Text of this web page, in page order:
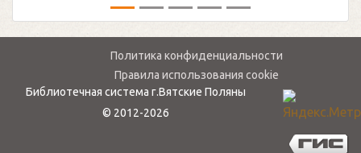
Политика конфиденциальности
Правила использования cookie
Библиотечная система г.Вятские Поляны
© 2012-2026